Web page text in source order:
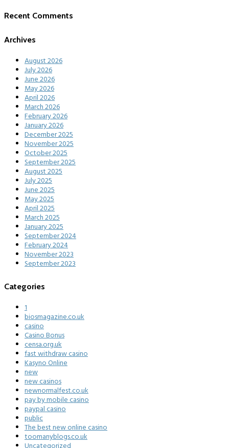
Recent Comments
Archives
August 2026
July 2026
June 2026
May 2026
April 2026
March 2026
February 2026
January 2026
December 2025
November 2025
October 2025
September 2025
August 2025
July 2025
June 2025
May 2025
April 2025
March 2025
January 2025
September 2024
February 2024
November 2023
September 2023
Categories
1
biosmagazine.co.uk
casino
Casino Bonus
censa.org.uk
fast withdraw casino
Kasyno Online
new
new casinos
newnormalfest.co.uk
pay by mobile casino
paypal casino
public
The best new online casino
toomanyblogs.co.uk